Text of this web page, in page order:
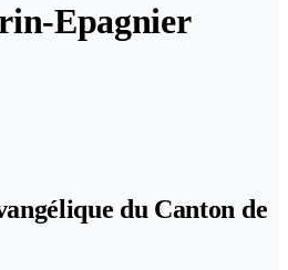
Epagnier
du Canton de